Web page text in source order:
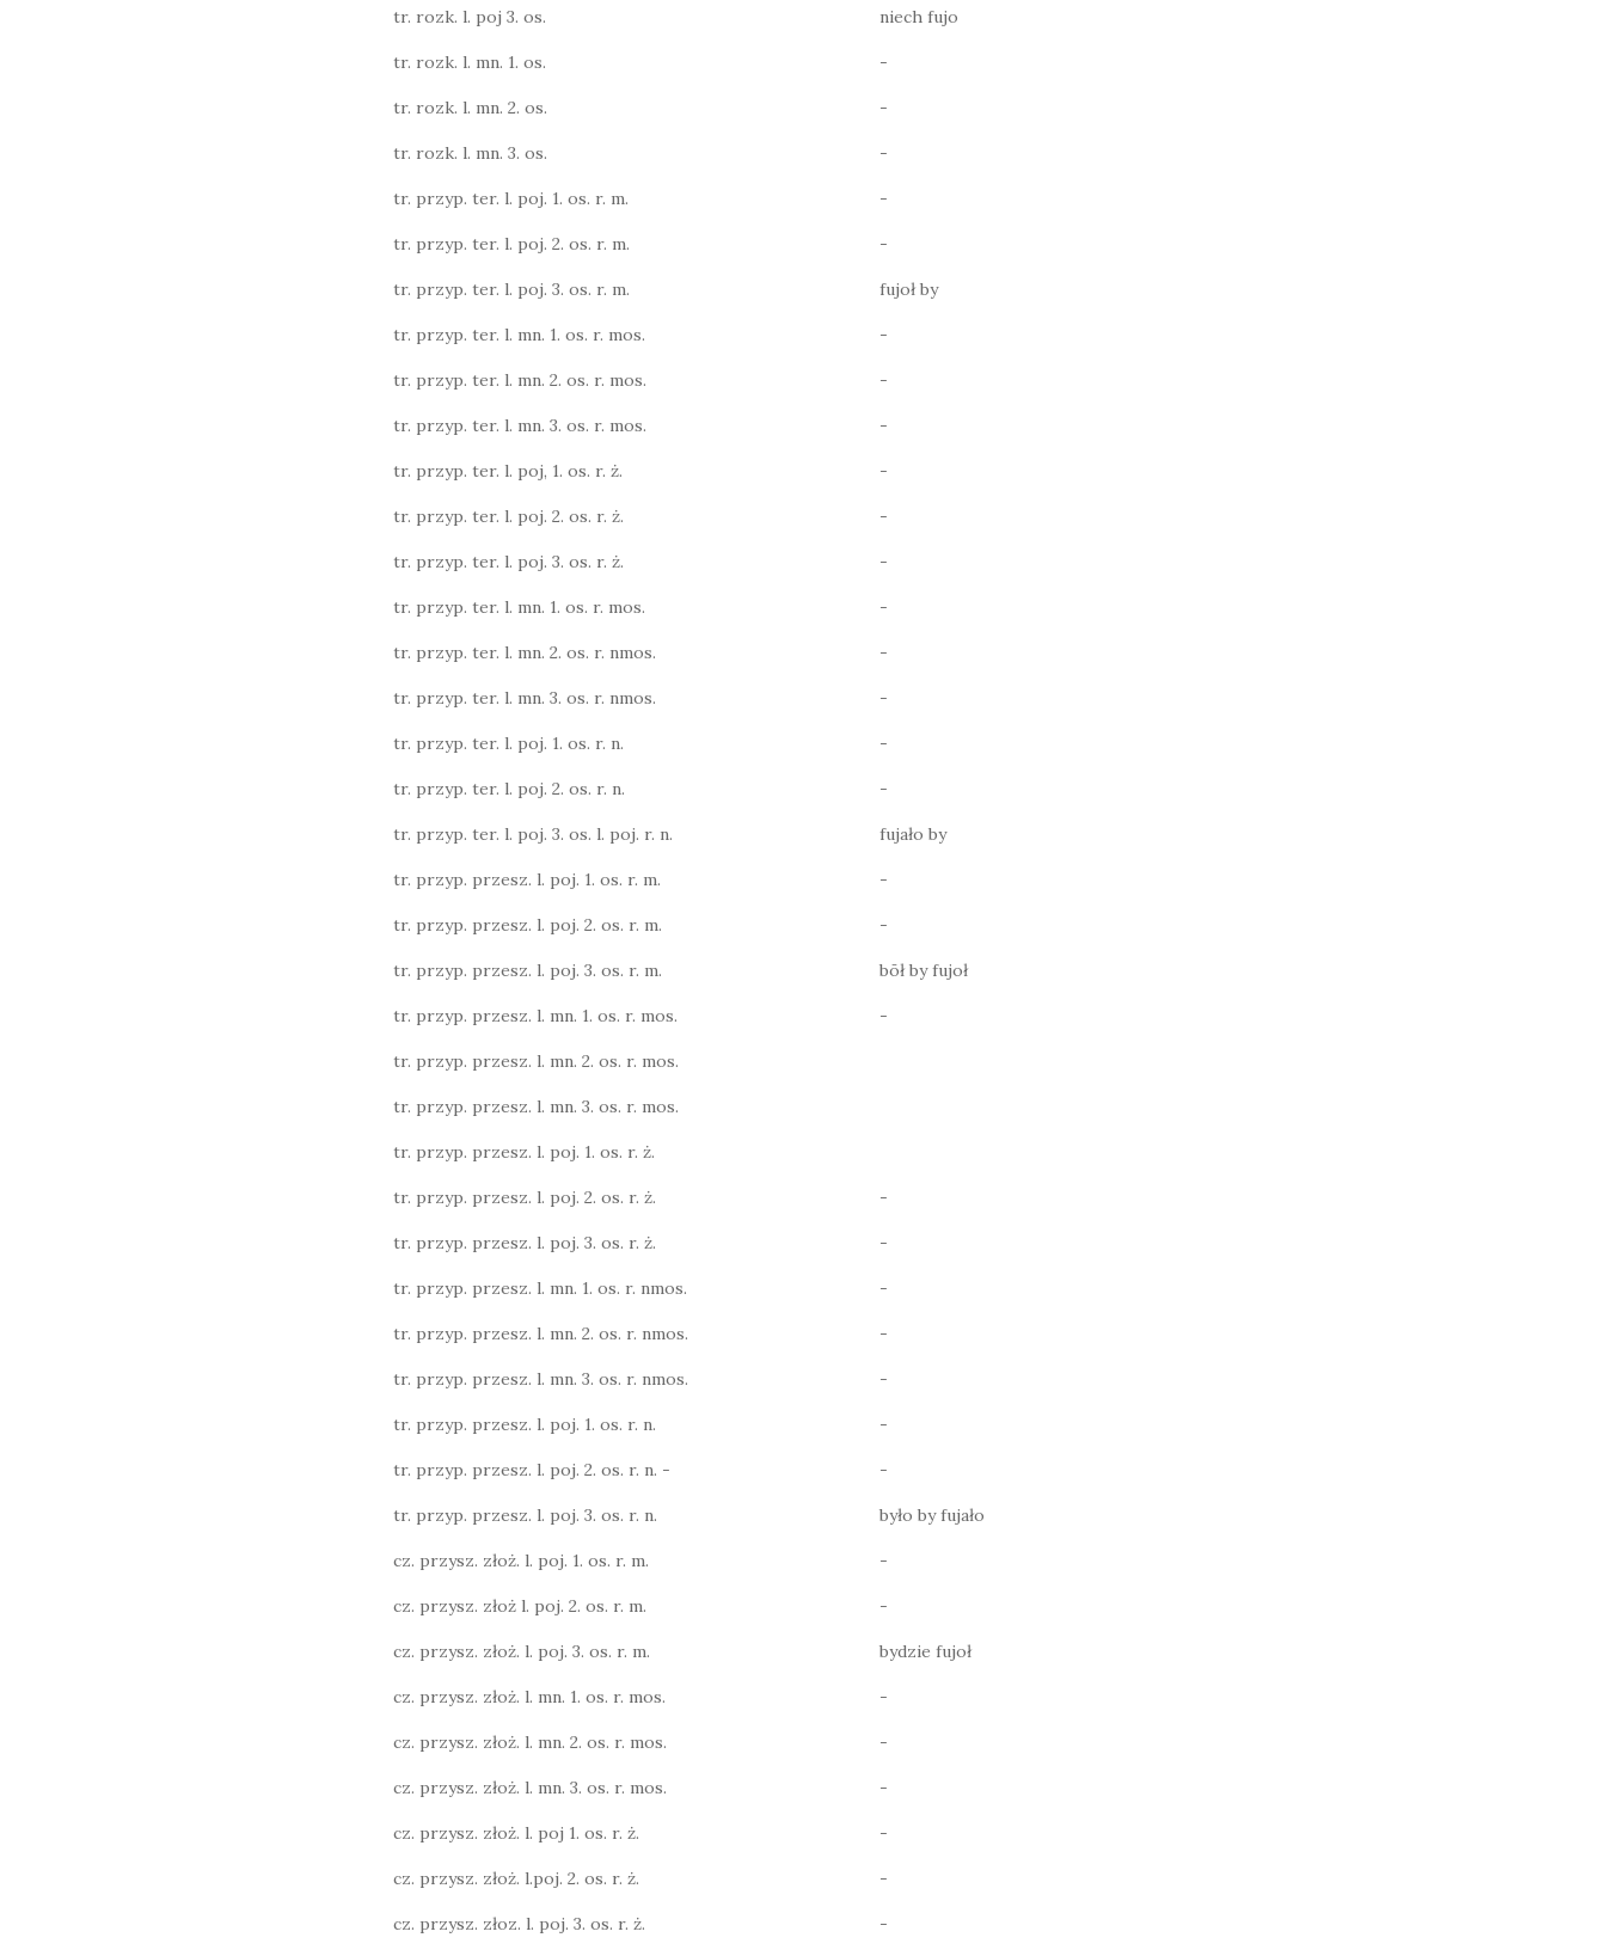
tr. rozk. l. poj 3. os. niech fujo
tr. rozk. l. mn. 1. os. -
tr. rozk. l. mn. 2. os. -
tr. rozk. l. mn. 3. os. -
tr. przyp. ter. l. poj. 1. os. r. m. -
tr. przyp. ter. l. poj. 2. os. r. m. -
tr. przyp. ter. l. poj. 3. os. r. m. fujoł by
tr. przyp. ter. l. mn. 1. os. r. mos. -
tr. przyp. ter. l. mn. 2. os. r. mos. -
tr. przyp. ter. l. mn. 3. os. r. mos. -
tr. przyp. ter. l. poj, 1. os. r. ż. -
tr. przyp. ter. l. poj. 2. os. r. ż. -
tr. przyp. ter. l. poj. 3. os. r. ż. -
tr. przyp. ter. l. mn. 1. os. r. mos. -
tr. przyp. ter. l. mn. 2. os. r. nmos. -
tr. przyp. ter. l. mn. 3. os. r. nmos. -
tr. przyp. ter. l. poj. 1. os. r. n. -
tr. przyp. ter. l. poj. 2. os. r. n. -
tr. przyp. ter. l. poj. 3. os. l. poj. r. n. fujało by
tr. przyp. przesz. l. poj. 1. os. r. m. -
tr. przyp. przesz. l. poj. 2. os. r. m. -
tr. przyp. przesz. l. poj. 3. os. r. m. bōł by fujoł
tr. przyp. przesz. l. mn. 1. os. r. mos. -
tr. przyp. przesz. l. mn. 2. os. r. mos.
tr. przyp. przesz. l. mn. 3. os. r. mos.
tr. przyp. przesz. l. poj. 1. os. r. ż.
tr. przyp. przesz. l. poj. 2. os. r. ż. -
tr. przyp. przesz. l. poj. 3. os. r. ż. -
tr. przyp. przesz. l. mn. 1. os. r. nmos. -
tr. przyp. przesz. l. mn. 2. os. r. nmos. -
tr. przyp. przesz. l. mn. 3. os. r. nmos. -
tr. przyp. przesz. l. poj. 1. os. r. n. -
tr. przyp. przesz. l. poj. 2. os. r. n. - -
tr. przyp. przesz. l. poj. 3. os. r. n. było by fujało
cz. przysz. złoż. l. poj. 1. os. r. m. -
cz. przysz. złoż l. poj. 2. os. r. m. -
cz. przysz. złoż. l. poj. 3. os. r. m. bydzie fujoł
cz. przysz. złoż. l. mn. 1. os. r. mos. -
cz. przysz. złoż. l. mn. 2. os. r. mos. -
cz. przysz. złoż. l. mn. 3. os. r. mos. -
cz. przysz. złoż. l. poj 1. os. r. ż. -
cz. przysz. złoż. l.poj. 2. os. r. ż. -
cz. przysz. złoz. l. poj. 3. os. r. ż. -